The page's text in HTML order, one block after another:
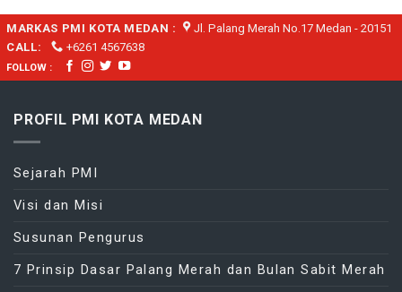
MARKAS PMI KOTA MEDAN :
Jl. Palang Merah No.17 Medan - 20151
CALL:
+6261 4567638
FOLLOW :
PROFIL PMI KOTA MEDAN
Sejarah PMI
Visi dan Misi
Susunan Pengurus
7 Prinsip Dasar Palang Merah dan Bulan Sabit Merah